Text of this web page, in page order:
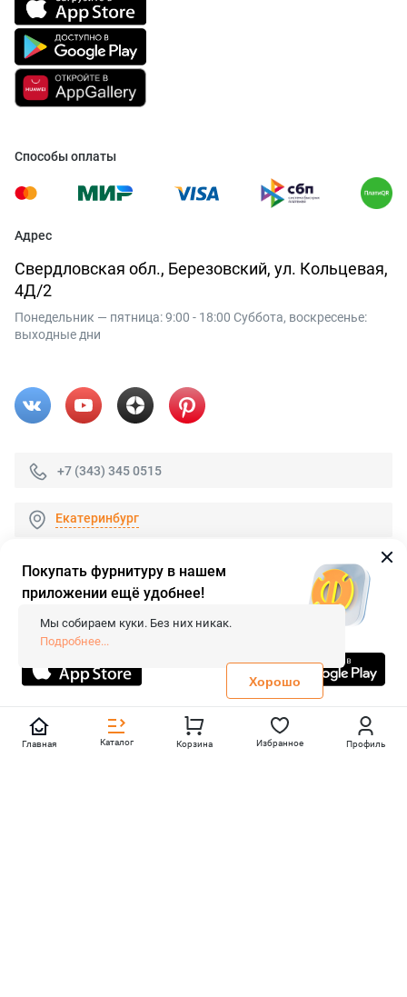
Способы оплаты
Адрес
Свердловская обл., Березовский, ул. Кольцевая,
4Д/2
Понедельник — пятница: 9:00 - 18:00 Суббота, воскресенье:
выходные дни
+7 (343) 345 0515
Екатеринбург
© 2026 «FieraShop.ru»
Сопровождение сайта
- Вебформат.
Все права защищены.
Не является публичной офертой
Политика конфиденциальности
Главная Каталог Корзина Избранное Профиль
Покупать фурнитуру в нашем
приложении ещё удобнее!
Мы собираем куки. Без них никак.
Подробнее...
Хорошо